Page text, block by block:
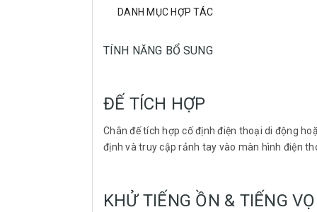
DANH MỤC HỢP TÁC
TÍNH NĂNG BỔ SUNG
ĐẾ TÍCH HỢP
Chân đế tích hợp cố định điện thoại di động
định và truy cập rảnh tay vào màn hình điện
KHỬ TIẾNG ỒN & TIẾNG